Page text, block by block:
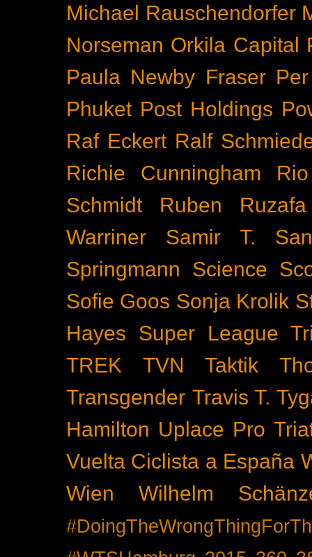
Michael Rauschendorfer
Norseman Orkila Capital
Paula Newby Fraser
Phuket Post Holdings
Raf Eckert Ralf
Richie Cunningham
Rio
Schmidt
Ruben Ruzafa
Warriner
Samir T.
Springmann
Science
Sofie Goos Sonja Krolik
Hayes
Super League
TREK
TVN Taktik
Transgender Travis T.
Hamilton Uplace Pro
Vuelta Ciclista a España
Wien
Wilhelm